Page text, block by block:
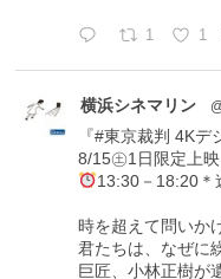
1 1
横浜シネマリン
『#東京裁判 4Kデ
8/15㊏1日限定上
13:30－18:20＊
時を超えて問いか
君たちは、なぜに
巨匠、小林正樹が